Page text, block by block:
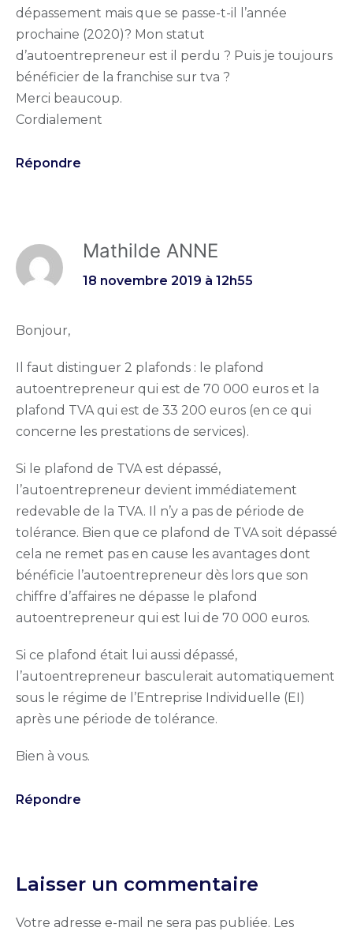
dépassement mais que se passe-t-il l’année
prochaine (2020)? Mon statut
d’autoentrepreneur est il perdu ? Puis je toujours
bénéficier de la franchise sur tva ?
Merci beaucoup.
Cordialement
Répondre
Mathilde ANNE
18 novembre 2019 à 12h55
Bonjour,
Il faut distinguer 2 plafonds : le plafond
autoentrepreneur qui est de 70 000 euros et la
plafond TVA qui est de 33 200 euros (en ce qui
concerne les prestations de services).
Si le plafond de TVA est dépassé,
l’autoentrepreneur devient immédiatement
redevable de la TVA. Il n’y a pas de période de
tolérance. Bien que ce plafond de TVA soit dépassé
cela ne remet pas en cause les avantages dont
bénéficie l’autoentrepreneur dès lors que son
chiffre d’affaires ne dépasse le plafond
autoentrepreneur qui est lui de 70 000 euros.
Si ce plafond était lui aussi dépassé,
l’autoentrepreneur basculerait automatiquement
sous le régime de l’Entreprise Individuelle (EI)
après une période de tolérance.
Bien à vous.
Répondre
Laisser un commentaire
Votre adresse e-mail ne sera pas publiée. Les